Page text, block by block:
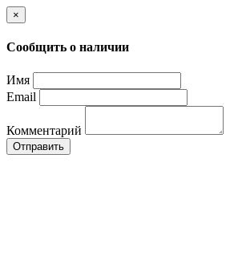
×
Сообщить о наличии
Имя
Email
Комментарий
Отправить